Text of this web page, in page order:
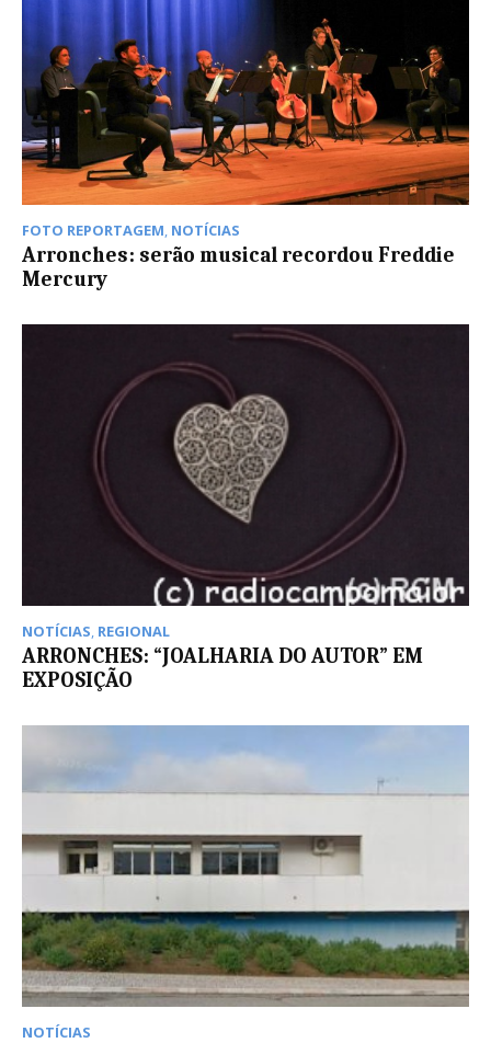
FOTO REPORTAGEM, NOTÍCIAS
Arronches: serão musical recordou Freddie
Mercury
NOTÍCIAS, REGIONAL
ARRONCHES: “JOALHARIA DO AUTOR” EM
EXPOSIÇÃO
NOTÍCIAS